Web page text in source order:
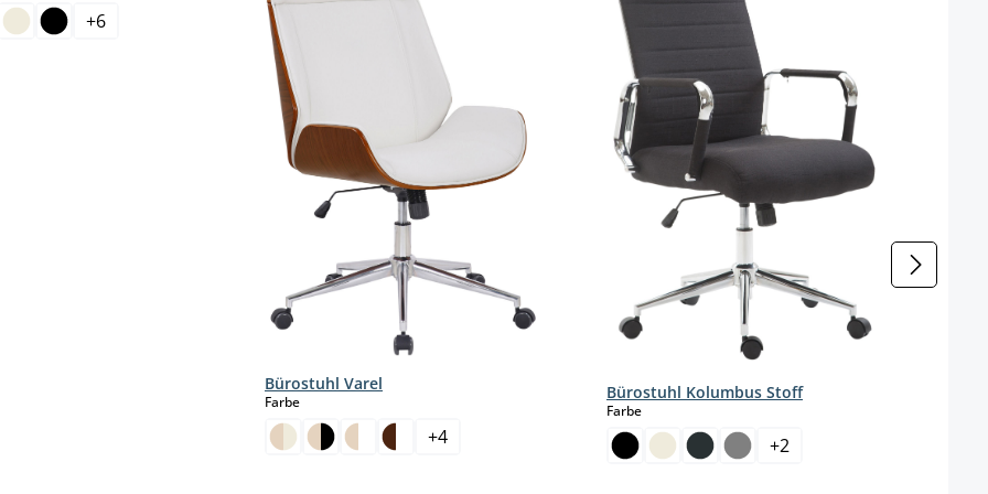
+6
Bürostuhl Varel
Farbeauswählen
+4
Bürostuhl Kolumbus Stoff
Farbeauswählen
+2